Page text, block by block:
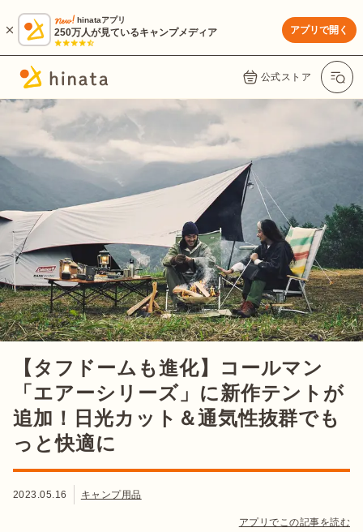
hinataアプリ
250万人が見ているキャンプメディア アプリで開く
公式ストア
【タフドームも進化】コールマン
「エアーシリーズ」に新作テントが
追加！日光カット＆通気性抜群でも
っと快適に
2023.05.16 キャンプ用品
アプリでこの記事を読む